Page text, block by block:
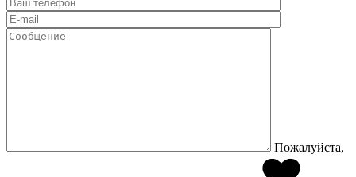
Пожалуйста,